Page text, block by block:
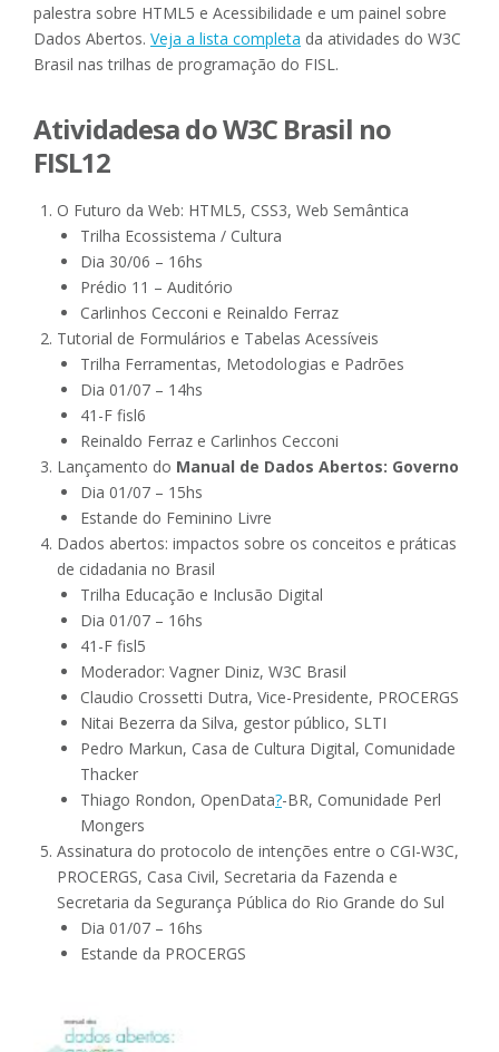
palestra sobre HTML5 e Acessibilidade e um painel sobre
Dados Abertos. Veja a lista completa da atividades do W3C
Brasil nas trilhas de programação do FISL.
Atividadesa do W3C Brasil no
FISL12
O Futuro da Web: HTML5, CSS3, Web Semântica
Trilha Ecossistema / Cultura
Dia 30/06 – 16hs
Prédio 11 – Auditório
Carlinhos Cecconi e Reinaldo Ferraz
Tutorial de Formulários e Tabelas Acessíveis
Trilha Ferramentas, Metodologias e Padrões
Dia 01/07 – 14hs
41-F fisl6
Reinaldo Ferraz e Carlinhos Cecconi
Lançamento do Manual de Dados Abertos: Governo
Dia 01/07 – 15hs
Estande do Feminino Livre
Dados abertos: impactos sobre os conceitos e práticas
de cidadania no Brasil
Trilha Educação e Inclusão Digital
Dia 01/07 – 16hs
41-F fisl5
Moderador: Vagner Diniz, W3C Brasil
Claudio Crossetti Dutra, Vice-Presidente, PROCERGS
Nitai Bezerra da Silva, gestor público, SLTI
Pedro Markun, Casa de Cultura Digital, Comunidade
Thacker
Thiago Rondon, OpenData?-BR, Comunidade Perl
Mongers
Assinatura do protocolo de intenções entre o CGI-W3C,
PROCERGS, Casa Civil, Secretaria da Fazenda e
Secretaria da Segurança Pública do Rio Grande do Sul
Dia 01/07 – 16hs
Estande da PROCERGS